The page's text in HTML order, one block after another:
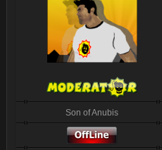
Son of Anubis